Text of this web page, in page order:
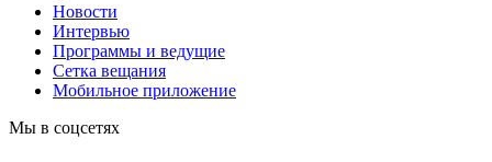
Новости
Интервью
Программы и ведущие
Сетка вещания
Мобильное приложение
Мы в соцсетях